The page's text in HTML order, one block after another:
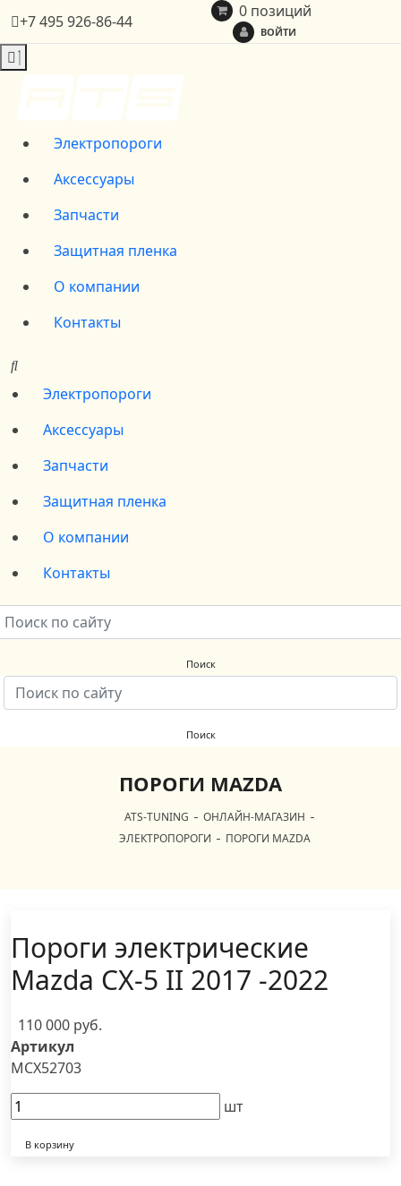
+7 495 926-86-44
0 позиций
ВОЙТИ
Электропороги
Аксессуары
Запчасти
Защитная пленка
О компании
Контакты
Электропороги
Аксессуары
Запчасти
Защитная пленка
О компании
Контакты
ПОРОГИ MAZDA
ATS-TUNING
ОНЛАЙН-МАГАЗИН
ЭЛЕКТРОПОРОГИ
ПОРОГИ MAZDA
Пороги электрические
Mazda CX-5 II 2017 -2022
110 000 руб.
Артикул
MCX52703
шт
В корзину